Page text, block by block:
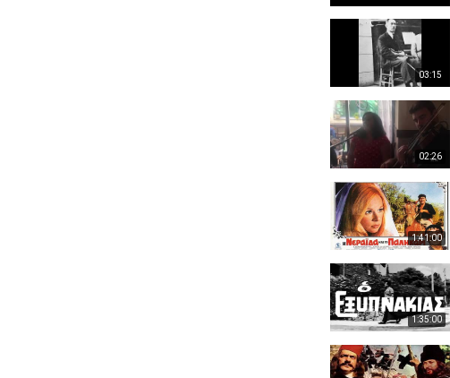
03:15
02:26
1:41:00
1:35:00